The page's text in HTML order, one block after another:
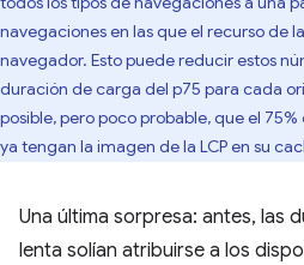
navegaciones en las que el recurso de
navegador. Esto puede reducir estos
duración de carga del p75 para cada
posible, pero poco probable, que el
ya tengan la imagen de la LCP en su
Una última sorpresa: antes, las
lenta solían atribuirse a los